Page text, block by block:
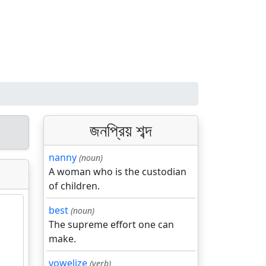
জনপ্রিয় শব্দ
nanny (noun)
A woman who is the custodian
of children.
best (noun)
The supreme effort one can
make.
vowelize (verb)